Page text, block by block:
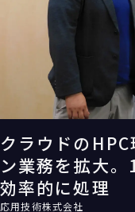
クラウドの
ン業務を拡大
効率的に処理
応用技術株式会社